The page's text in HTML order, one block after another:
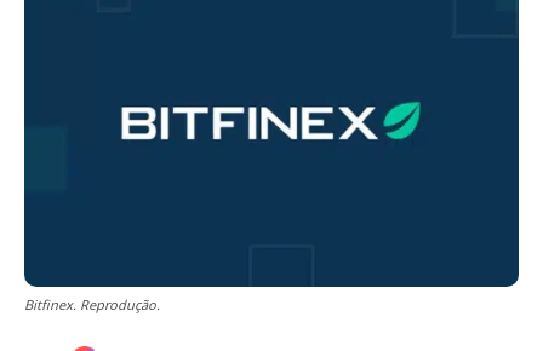
Bitfinex. Reprodução.